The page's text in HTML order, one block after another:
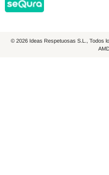
© 2026 Ideas Respetuosas S.L., Todos